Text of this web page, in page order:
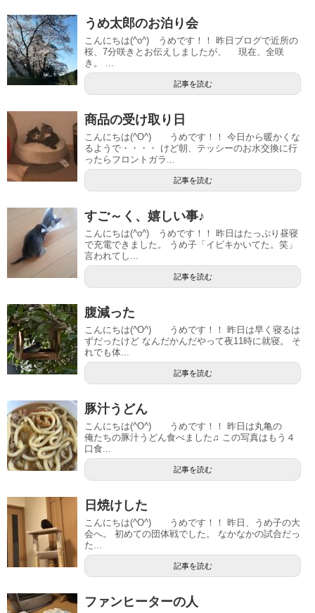
うめ太郎のお泊り会
こんにちは(^o^) うめです！！ 昨日ブログで近所の
桜、7分咲きとお伝えしましたが、 現在、全咲
き。 ...
記事を読む
商品の受け取り日
こんにちは(^O^) うめです！！ 今日から暖かくな
るようで・・・・ けど朝、テッシーのお水交換に行
ったらフロントガラ...
記事を読む
すご～く、嬉しい事♪
こんにちは(^o^) うめです！！ 昨日はたっぷり昼寝
で充電できました。 うめ子「イビキかいてた。笑」
言われてし...
記事を読む
腹減った
こんにちは(^O^) うめです！！ 昨日は早く寝るは
ずだったけど なんだかんだやって夜11時に就寝。 そ
れでも体...
記事を読む
豚汁うどん
こんにちは(^O^) うめです！！ 昨日は丸亀の
俺たちの豚汁うどん食べました♫ この写真はもう４
口食...
記事を読む
日焼けした
こんにちは(^O^) うめです！！ 昨日、うめ子の大
会へ。 初めての団体戦でした。 なかなかの試合だっ
た...
記事を読む
ファンヒーターの人